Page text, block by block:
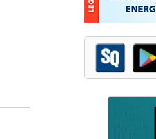
'VALVOLE PER